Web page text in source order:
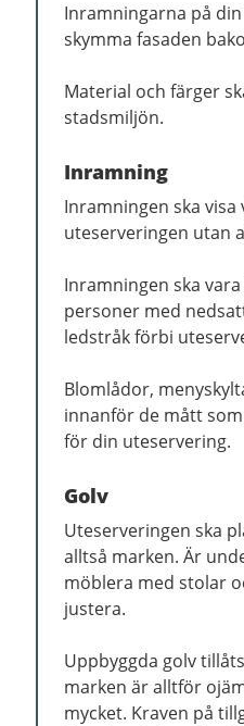
Inramningarna på
skymma fasaden
Material och färger
stadsmiljön.
Inramning
Inramningen ska
uteserveringen utan
Inramningen ska
personer med
ledstråk förbi
Blomlådor,
innanför de mått
för din uteservering.
Golv
Uteserveringen ska
alltså marken. Är
möblera med stolar
justera.
Uppbyggda golv
marken är alltför
mycket. Kraven på